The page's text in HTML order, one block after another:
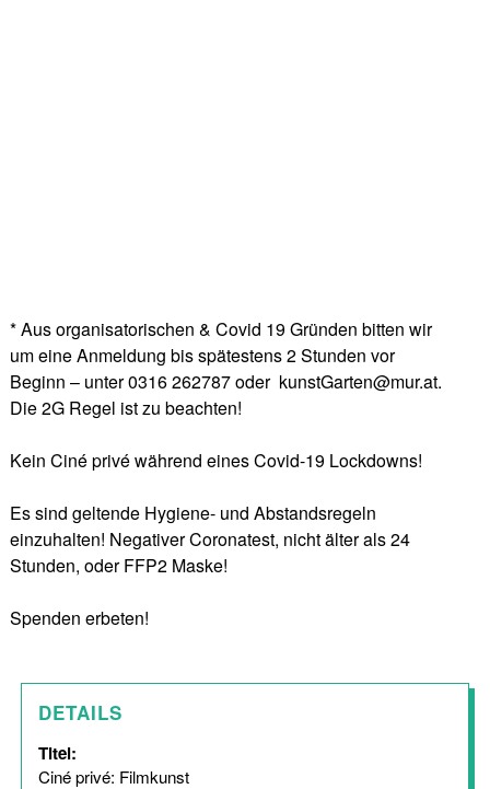
* Aus organisatorischen & Covid 19 Gründen bitten wir
um eine Anmeldung bis spätestens 2 Stunden vor
Beginn – unter 0316 262787 oder kunstGarten@mur.at.
Die 2G Regel ist zu beachten!
Kein Ciné privé während eines Covid-19 Lockdowns!
Es sind geltende Hygiene- und Abstandsregeln
einzuhalten! Negativer Coronatest, nicht älter als 24
Stunden, oder FFP2 Maske!
Spenden erbeten!
DETAILS
Titel:
Ciné privé: Filmkunst